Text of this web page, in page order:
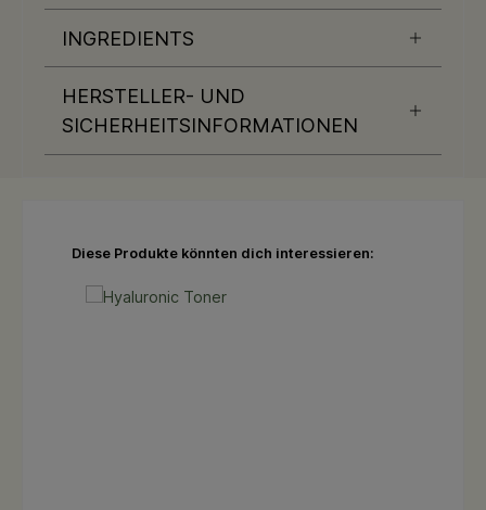
INGREDIENTS
HERSTELLER- UND
SICHERHEITSINFORMATIONEN
Produktgalerie überspringen
Diese Produkte könnten dich interessieren: